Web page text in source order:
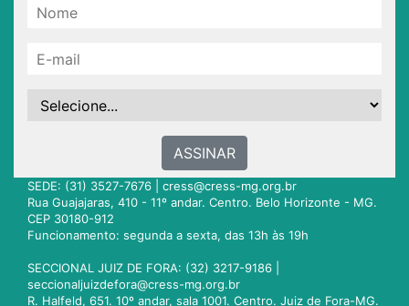
ASSINAR
SEDE: (31) 3527-7676 | cress@cress-mg.org.br
Rua Guajajaras, 410 - 11º andar. Centro. Belo Horizonte - MG.
CEP 30180-912
Funcionamento: segunda a sexta, das 13h às 19h
SECCIONAL JUIZ DE FORA: (32) 3217-9186 |
seccionaljuizdefora@cress-mg.org.br
R. Halfeld, 651. 10º andar, sala 1001. Centro. Juiz de Fora-MG.